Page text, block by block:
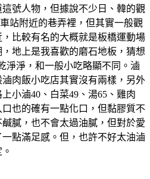
號人物，但據說不少日、韓的觀
站附近的巷弄裡，但其實一般觀
比較有名的大概就是板橋運動場
地上是我喜歡的磨石地板，猜想
淨淨，和一般小吃略顯不同。滷
肉飯小吃店其實沒有兩樣，另外
小滷40、白菜49、湯65、雞肉
也的確有一點化口，但黏膠質不
膩，也不會太過油膩，但對於愛
點滿足感。但，也許不好太油滷